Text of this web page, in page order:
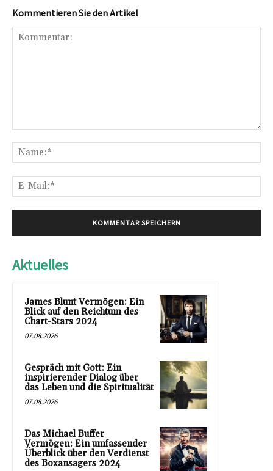
Kommentieren Sie den Artikel
Aktuelles
James Blunt Vermögen: Ein
Blick auf den Reichtum des
Chart-Stars 2024
07.08.2026
Gespräch mit Gott: Ein
inspirierender Dialog über
das Leben und die Spiritualität
07.08.2026
Das Michael Buffer
Vermögen: Ein umfassender
Überblick über den Verdienst
des Boxansagers 2024